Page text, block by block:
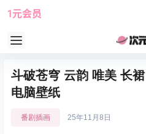
1元会员
斗破苍穹 云韵 唯美 长
电脑壁纸
番剧插画 25年11月8日